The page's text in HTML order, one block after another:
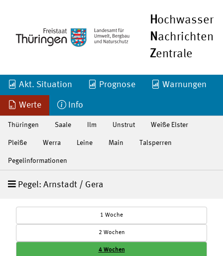
Hochwasser
Nachrichten
Zentrale
Akt. Situation Prognose Warnungen
Werte Info
Thüringen Saale Ilm Unstrut Weiße Elster
Pleiße Werra Leine Main Talsperren
Pegelinformationen
Pegel: Arnstadt / Gera
1 Woche
2 Wochen
4 Wochen